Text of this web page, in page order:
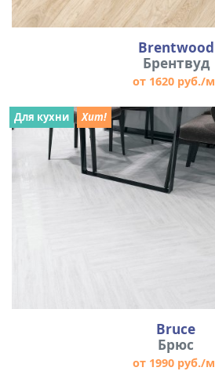
Brentwood
Брентвуд
от 1620 руб./
Bruce
Брюс
от 1990 руб./
Для кухни Хит!